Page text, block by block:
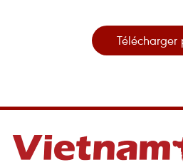
Télécharger